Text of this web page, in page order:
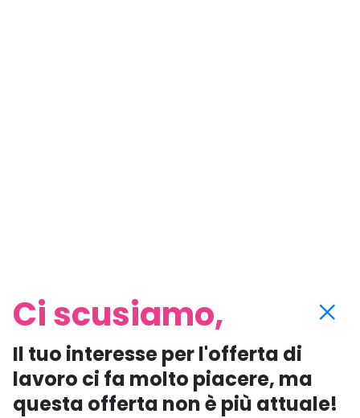
Ci scusiamo,
Il tuo interesse per l'offerta di
lavoro ci fa molto piacere, ma
questa offerta non è più attuale!